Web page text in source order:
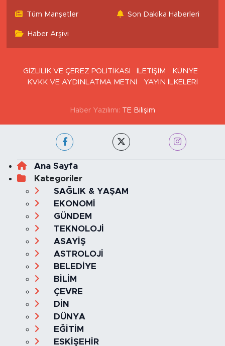
Tüm Manşetler Son Dakika Haberleri
Haber Arşivi
GİZLİLİK VE ÇEREZ POLİTİKASI İLETİŞİM
KÜNYE
KVKK VE AYDINLATMA METNİ
YAYIN İLKELERİ
Haber Yazılımı: TE Bilişim
Ana Sayfa
Kategoriler
SAĞLIK & YAŞAM
EKONOMİ
GÜNDEM
TEKNOLOJİ
ASAYİŞ
ASTROLOJİ
BELEDİYE
BİLİM
ÇEVRE
DİN
DÜNYA
EĞİTİM
ESKİŞEHİR